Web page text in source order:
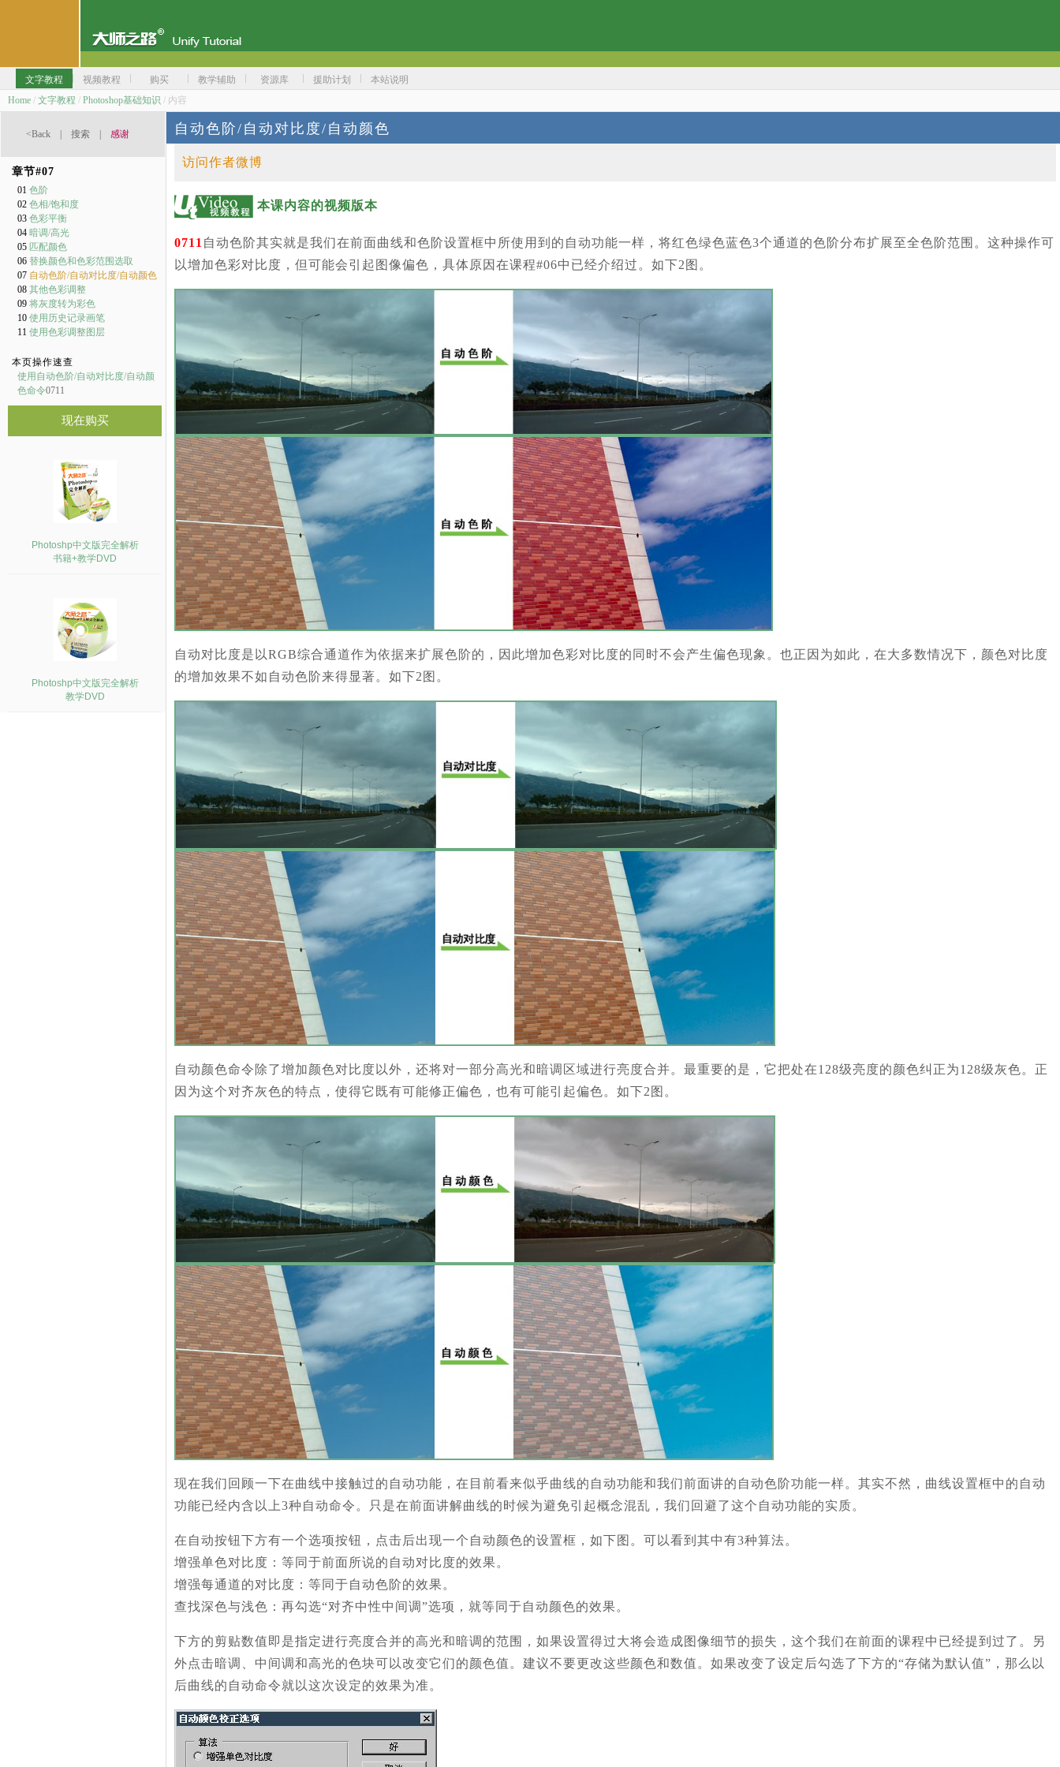
文字教程 视频教程 购买 教学辅助 资源库 援助计划
本站说明
Home / 文字教程 / Photoshop基础知识 / 内容
<Back 搜索 感谢
章节#07
01 色阶
02 色相/饱和度
03 色彩平衡
04 暗调/高光
05 匹配颜色
06 替换颜色和色彩范围选取
07 自动色阶/自动对比度/自动颜色
08 其他色彩调整
09 将灰度转为彩色
10 使用历史记录画笔
11 使用色彩调整图层
本页操作速查
使用自动色阶/自动对比度/自动颜
色命令0711
现在购买
Photoshp中文版完全解析
书籍+教学DVD
Photoshp中文版完全解析
教学DVD
自动色阶/自动对比度/自动颜色
访问作者微博
本课内容的视频版本
0711 自动色阶其实就是我们在前面曲线和色阶设置框中所使用到的自动功能一样，将红色绿色蓝色3个通道的色阶分布扩展至全色阶范围。这种操作可
以增加色彩对比度，但可能会引起图像偏色，具体原因在课程#06中已经介绍过。如下2图。
自动对比度是以RGB综合通道作为依据来扩展色阶的，因此增加色彩对比度的同时不会产生偏色现象。也正因为如此，在大多数情况下，颜色对比度
的增加效果不如自动色阶来得显著。如下2图。
自动颜色命令除了增加颜色对比度以外，还将对一部分高光和暗调区域进行亮度合并。最重要的是，它把处在128级亮度的颜色纠正为128级灰色。正
因为这个对齐灰色的特点，使得它既有可能修正偏色，也有可能引起偏色。如下2图。
现在我们回顾一下在曲线中接触过的自动功能，在目前看来似乎曲线的自动功能和我们前面讲的自动色阶功能一样。其实不然，曲线设置框中的自动
功能已经内含以上3种自动命令。只是在前面讲解曲线的时候为避免引起概念混乱，我们回避了这个自动功能的实质。
在自动按钮下方有一个选项按钮，点击后出现一个自动颜色的设置框，如下图。可以看到其中有3种算法。
增强单色对比度：等同于前面所说的自动对比度的效果。
增强每通道的对比度：等同于自动色阶的效果。
查找深色与浅色：再勾选“对齐中性中间调”选项，就等同于自动颜色的效果。
下方的剪贴数值即是指定进行亮度合并的高光和暗调的范围，如果设置得过大将会造成图像细节的损失，这个我们在前面的课程中已经提到过了。另
外点击暗调、中间调和高光的色块可以改变它们的颜色值。建议不要更改这些颜色和数值。如果改变了设定后勾选了下方的“存储为默认值”，那么以
后曲线的自动命令就以这次设定的效果为准。